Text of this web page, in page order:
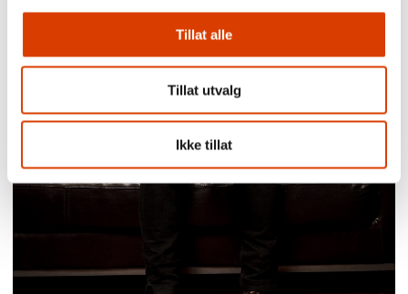
Tillat alle
Tillat utvalg
Ikke tillat